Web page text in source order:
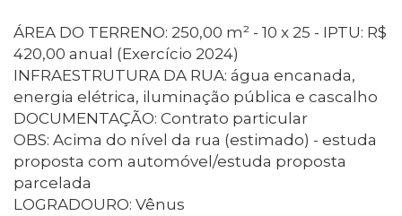
ÁREA DO TERRENO: 250,00 m² - 10 x 25 - IPTU: R$
420,00 anual (Exercício 2024)
INFRAESTRUTURA DA RUA: água encanada,
energia elétrica, iluminação pública e cascalho
DOCUMENTAÇÃO: Contrato particular
OBS: Acima do nível da rua (estimado) - estuda
proposta com automóvel/estuda proposta
parcelada
LOGRADOURO: Vênus